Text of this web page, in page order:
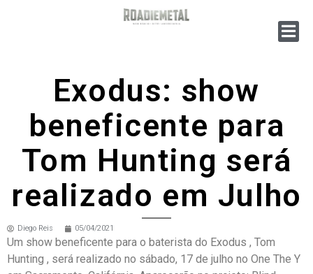
Exodus: show
beneficente para
Tom Hunting será
realizado em Julho
Diego Reis 05/04/2021
Um show beneficente para o baterista do Exodus , Tom
Hunting , será realizado no sábado, 17 de julho no One The Y